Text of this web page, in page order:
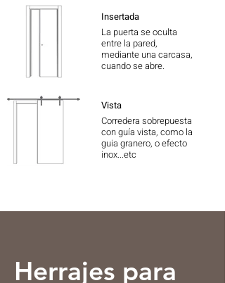
Insertada
La puerta se oculta
entre la pared,
mediante una carcasa,
cuando se abre.
Vista
Corredera sobrepuesta
con guía vista, como la
guia granero, o efecto
inox...etc
Herrajes para